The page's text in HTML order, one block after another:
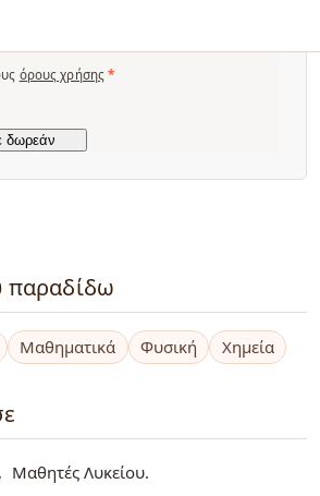
Μαθηματικά Φυσική Χημεία
Μαθητές Λυκείου
όρους χρήσης *